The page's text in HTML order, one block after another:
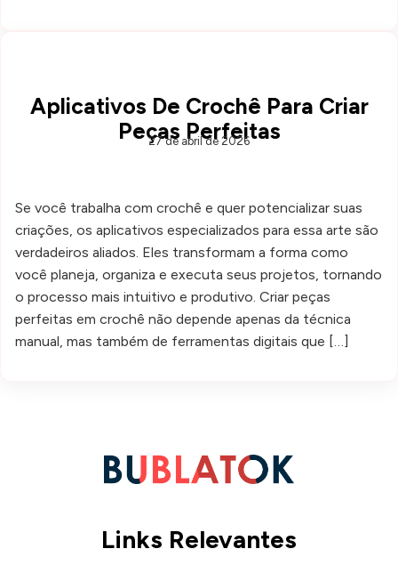
Aplicativos De Crochê Para Criar
Peças Perfeitas
27 de abril de 2026
Se você trabalha com crochê e quer potencializar suas
criações, os aplicativos especializados para essa arte são
verdadeiros aliados. Eles transformam a forma como
você planeja, organiza e executa seus projetos, tornando
o processo mais intuitivo e produtivo. Criar peças
perfeitas em crochê não depende apenas da técnica
manual, mas também de ferramentas digitais que […]
Links Relevantes